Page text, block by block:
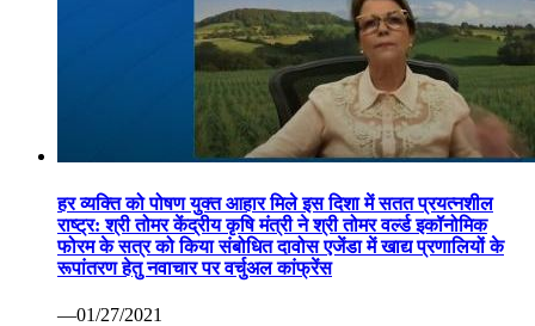
हर व्यक्ति को पोषण युक्त आहार मिले इस दिशा में सतत प्रयत्नशील
राष्ट्र: श्री तोमर केंद्रीय कृषि मंत्री ने श्री तोमर वर्ल्ड इकॉनोमिक
फोरम के सत्र को किया संबोधित दावोस एजेंडा में खाद्य प्रणालियों के
रूपांतरण हेतु नवाचार पर वर्चुअल कांफ्रेंस
—01/27/2021